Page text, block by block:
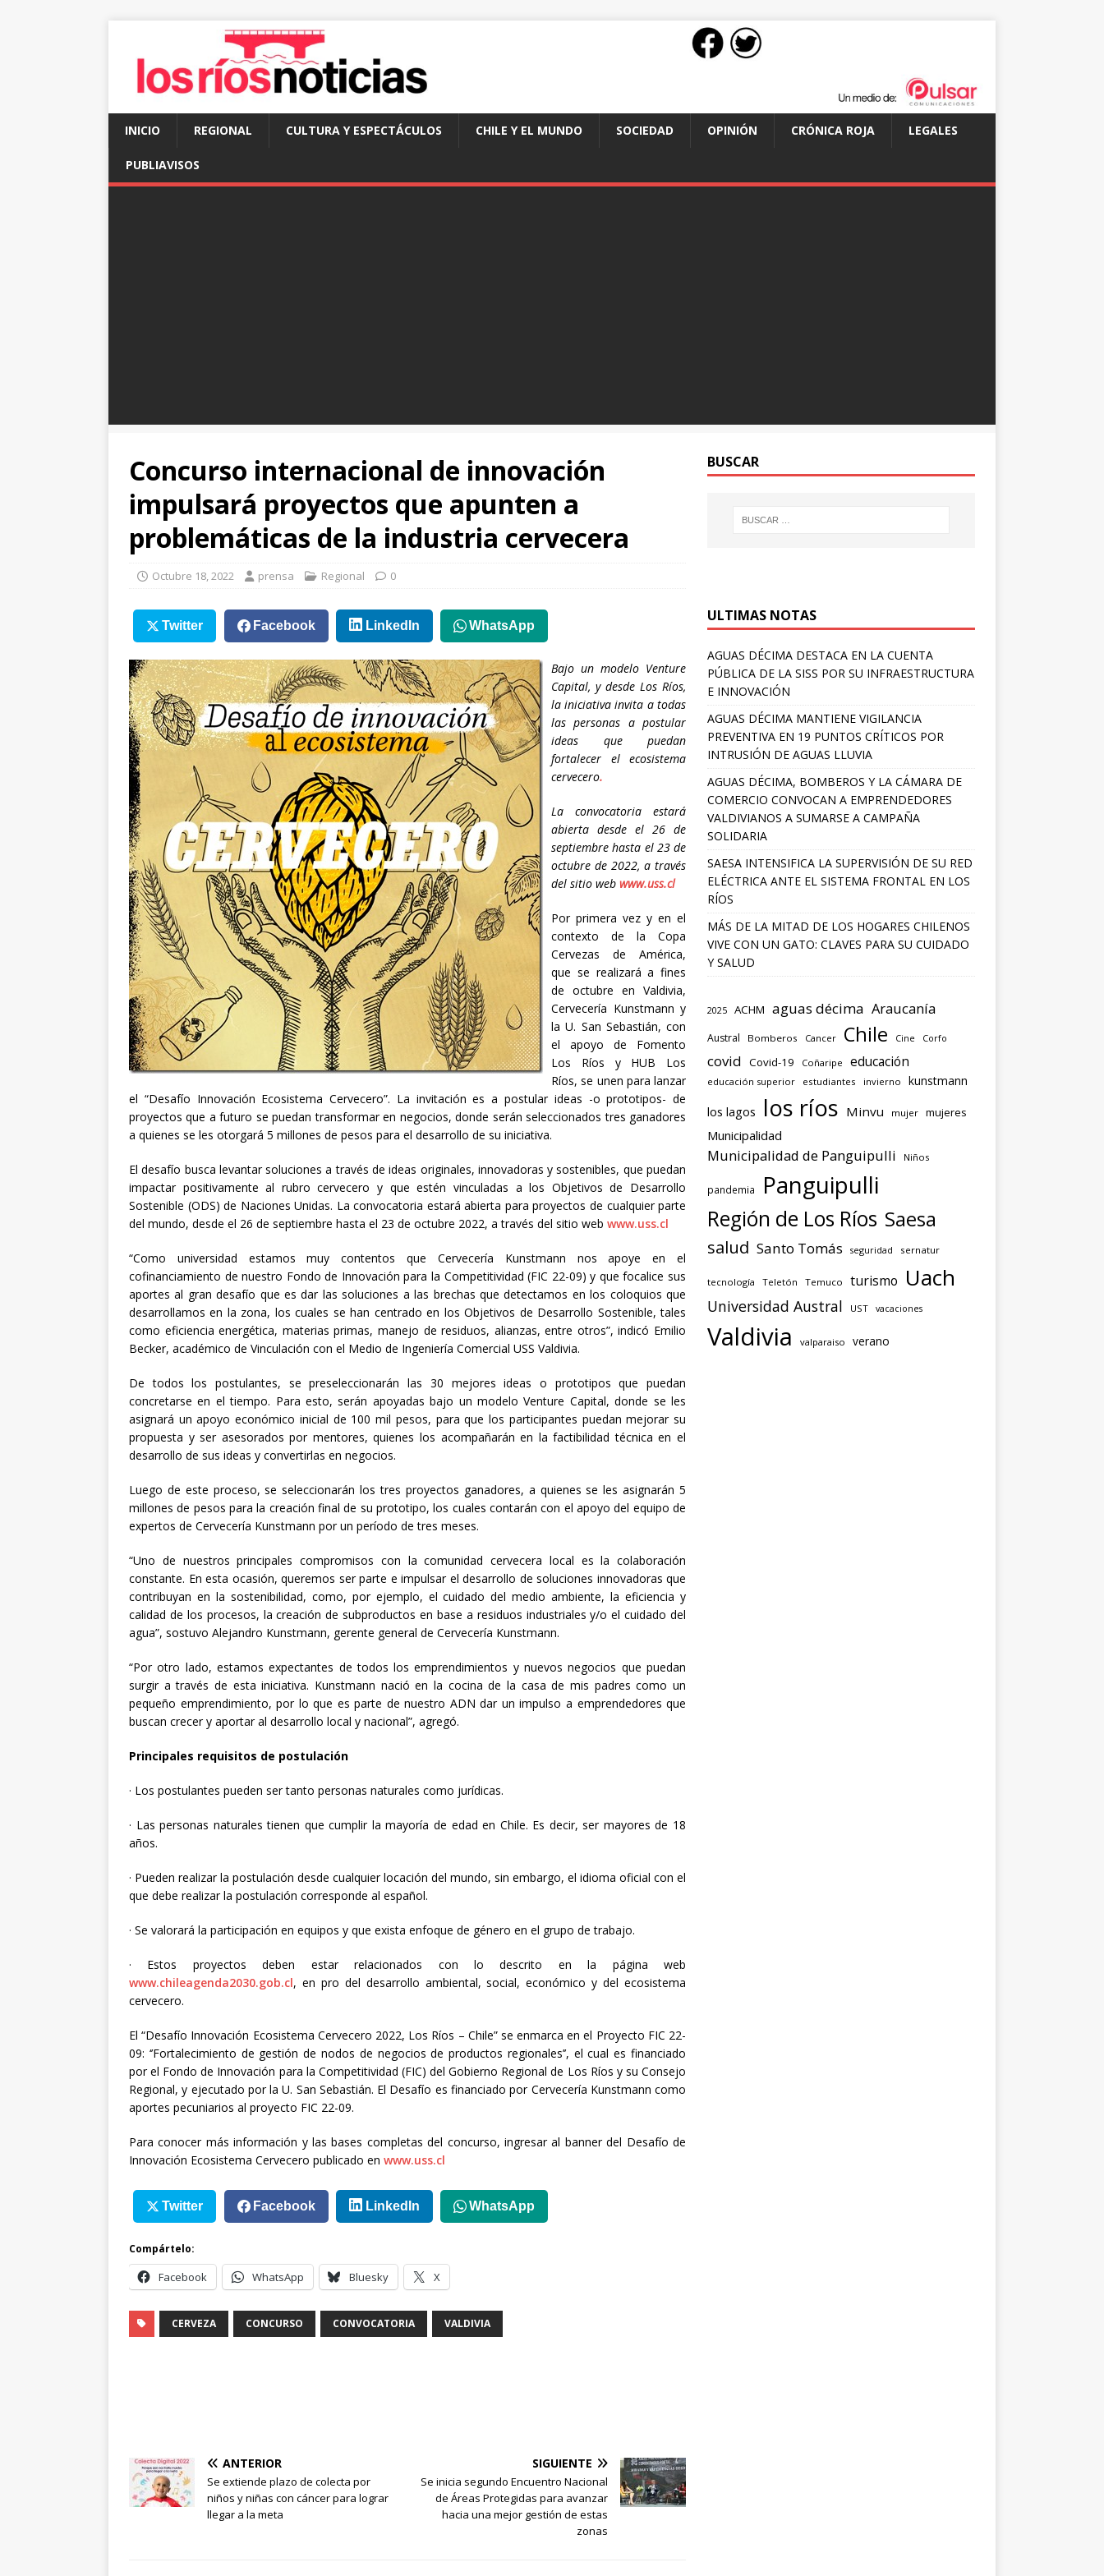
INICIO REGIONAL CULTURA Y ESPECTÁCULOS CHILE Y EL MUNDO SOCIEDAD OPINIÓN CRÓNICA ROJA LEGALES
PUBLIAVISOS
Concurso internacional de innovación
impulsará proyectos que apunten a
problemáticas de la industria cervecera
Octubre 18, 2022 prensa Regional 0
Twitter Facebook LinkedIn WhatsApp
Bajo un modelo Venture
Capital, y desde Los Ríos,
la iniciativa invita a todas
las personas a postular
ideas que puedan
fortalecer el ecosistema
cervecero.
La convocatoria estará
abierta desde el 26 de
septiembre hasta el 23 de
octubre de 2022, a través
del sitio web www.uss.cl
Por primera vez y en el
contexto de la Copa
Cervezas de América,
que se realizará a fines
de octubre en Valdivia,
Cervecería Kunstmann y
la U. San Sebastián, con
el apoyo de Fomento
Los Ríos y HUB Los
Ríos, se unen para lanzar
el “Desafío Innovación Ecosistema Cervecero”. La invitación es a postular ideas -o prototipos- de
proyectos que a futuro se puedan transformar en negocios, donde serán seleccionados tres ganadores
a quienes se les otorgará 5 millones de pesos para el desarrollo de su iniciativa.
El desafío busca levantar soluciones a través de ideas originales, innovadoras y sostenibles, que puedan
impactar positivamente al rubro cervecero y que estén vinculadas a los Objetivos de Desarrollo
Sostenible (ODS) de Naciones Unidas. La convocatoria estará abierta para proyectos de cualquier parte
del mundo, desde el 26 de septiembre hasta el 23 de octubre 2022, a través del sitio web www.uss.cl
“Como universidad estamos muy contentos que Cervecería Kunstmann nos apoye en el
cofinanciamiento de nuestro Fondo de Innovación para la Competitividad (FIC 22-09) y que focalice sus
aportes al gran desafío que es dar las soluciones a las brechas que detectamos en los coloquios que
desarrollamos en la zona, los cuales se han centrado en los Objetivos de Desarrollo Sostenible, tales
como eficiencia energética, materias primas, manejo de residuos, alianzas, entre otros”, indicó Emilio
Becker, académico de Vinculación con el Medio de Ingeniería Comercial USS Valdivia.
De todos los postulantes, se preseleccionarán las 30 mejores ideas o prototipos que puedan
concretarse en el tiempo. Para esto, serán apoyadas bajo un modelo Venture Capital, donde se les
asignará un apoyo económico inicial de 100 mil pesos, para que los participantes puedan mejorar su
propuesta y ser asesorados por mentores, quienes los acompañarán en la factibilidad técnica en el
desarrollo de sus ideas y convertirlas en negocios.
Luego de este proceso, se seleccionarán los tres proyectos ganadores, a quienes se les asignarán 5
millones de pesos para la creación final de su prototipo, los cuales contarán con el apoyo del equipo de
expertos de Cervecería Kunstmann por un período de tres meses.
“Uno de nuestros principales compromisos con la comunidad cervecera local es la colaboración
constante. En esta ocasión, queremos ser parte e impulsar el desarrollo de soluciones innovadoras que
contribuyan en la sostenibilidad, como, por ejemplo, el cuidado del medio ambiente, la eficiencia y
calidad de los procesos, la creación de subproductos en base a residuos industriales y/o el cuidado del
agua”, sostuvo Alejandro Kunstmann, gerente general de Cervecería Kunstmann.
“Por otro lado, estamos expectantes de todos los emprendimientos y nuevos negocios que puedan
surgir a través de esta iniciativa. Kunstmann nació en la cocina de la casa de mis padres como un
pequeño emprendimiento, por lo que es parte de nuestro ADN dar un impulso a emprendedores que
buscan crecer y aportar al desarrollo local y nacional”, agregó.
Principales requisitos de postulación
· Los postulantes pueden ser tanto personas naturales como jurídicas.
· Las personas naturales tienen que cumplir la mayoría de edad en Chile. Es decir, ser mayores de 18
años.
· Pueden realizar la postulación desde cualquier locación del mundo, sin embargo, el idioma oficial con el
que debe realizar la postulación corresponde al español.
· Se valorará la participación en equipos y que exista enfoque de género en el grupo de trabajo.
· Estos proyectos deben estar relacionados con lo descrito en la página web
www.chileagenda2030.gob.cl, en pro del desarrollo ambiental, social, económico y del ecosistema
cervecero.
El “Desafío Innovación Ecosistema Cervecero 2022, Los Ríos – Chile” se enmarca en el Proyecto FIC 22-
09: ‘’Fortalecimiento de gestión de nodos de negocios de productos regionales’’, el cual es financiado
por el Fondo de Innovación para la Competitividad (FIC) del Gobierno Regional de Los Ríos y su Consejo
Regional, y ejecutado por la U. San Sebastián. El Desafío es financiado por Cervecería Kunstmann como
aportes pecuniarios al proyecto FIC 22-09.
Para conocer más información y las bases completas del concurso, ingresar al banner del Desafío de
Innovación Ecosistema Cervecero publicado en www.uss.cl
Twitter Facebook LinkedIn WhatsApp
Compártelo:
Facebook WhatsApp Bluesky X
CERVEZA CONCURSO CONVOCATORIA VALDIVIA
ANTERIOR
Se extiende plazo de colecta por
niños y niñas con cáncer para lograr
llegar a la meta
SIGUIENTE
Se inicia segundo Encuentro Nacional
de Áreas Protegidas para avanzar
hacia una mejor gestión de estas
zonas
BUSCAR
ULTIMAS NOTAS
AGUAS DÉCIMA DESTACA EN LA CUENTA
PÚBLICA DE LA SISS POR SU INFRAESTRUCTURA
E INNOVACIÓN
AGUAS DÉCIMA MANTIENE VIGILANCIA
PREVENTIVA EN 19 PUNTOS CRÍTICOS POR
INTRUSIÓN DE AGUAS LLUVIA
AGUAS DÉCIMA, BOMBEROS Y LA CÁMARA DE
COMERCIO CONVOCAN A EMPRENDEDORES
VALDIVIANOS A SUMARSE A CAMPAÑA
SOLIDARIA
SAESA INTENSIFICA LA SUPERVISIÓN DE SU RED
ELÉCTRICA ANTE EL SISTEMA FRONTAL EN LOS
RÍOS
MÁS DE LA MITAD DE LOS HOGARES CHILENOS
VIVE CON UN GATO: CLAVES PARA SU CUIDADO
Y SALUD
2025 ACHM aguas décima Araucanía
Austral Bomberos Cancer Chile Cine Corfo
covid Covid-19 Coñaripe educación
educación superior estudiantes invierno kunstmann
los lagos los ríos Minvu mujer mujeres
Municipalidad
Municipalidad de Panguipulli Niños
pandemia Panguipulli
Región de Los Ríos Saesa
salud Santo Tomás seguridad sernatur
tecnología Teletón Temuco turismo Uach
Universidad Austral UST vacaciones
Valdivia valparaiso verano